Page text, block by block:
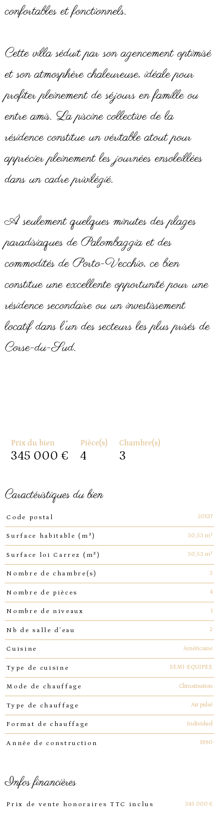
confortables et fonctionnels.
Cette villa séduit par son agencement optimisé
et son atmosphère chaleureuse, idéale pour
profiter pleinement de séjours en famille ou
entre amis. La piscine collective de la
résidence constitue un véritable atout pour
apprécier pleinement les journées ensoleillées
dans un cadre privilégié.
À seulement quelques minutes des plages
paradisiaques de Palombaggia et des
commodités de Porto-Vecchio, ce bien
constitue une excellente opportunité pour une
résidence secondaire ou un investissement
locatif dans l’un des secteurs les plus prisés de
Corse-du-Sud.
Prix du bien
345 000 €
Pièce(s)
4
Chambre(s)
3
caractéristiques du bien
Caractéristiques Valeurs
Code postal 20137
Surface habitable (m²) 50,53 m²
Surface loi Carrez (m²) 50,53 m²
Nombre de chambre(s) 3
Nombre de pièces 4
Nombre de niveaux 1
Nb de salle d'eau 2
Cuisine Américaine
Type de cuisine SEMI-EQUIPEE
Mode de chauffage Climatisation
Type de chauffage Air pulsé
Format de chauffage Individuel
Année de construction 1990
infos financières
Caractéristiques Valeurs
Prix de vente honoraires TTC inclus 345 000 €